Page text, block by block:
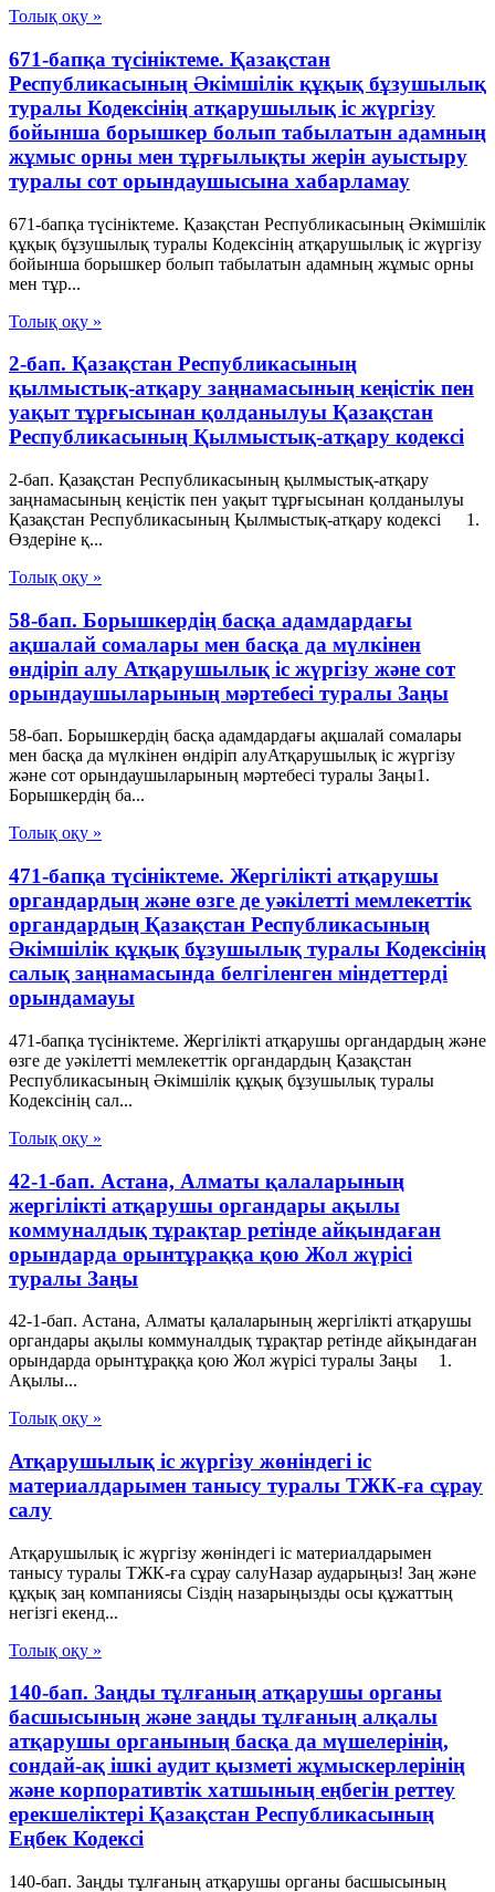
Толық оқу »
671-бапқа түсініктеме. Қазақстан
Республикасының Әкімшілік құқық бұзушылық
туралы Кодексінің атқарушылық іс жүргізу
бойынша борышкер болып табылатын адамның
жұмыс орны мен тұрғылықты жерін ауыстыру
туралы сот орындаушысына хабарламау
671-бапқа түсініктеме. Қазақстан Республикасының Әкімшілік
құқық бұзушылық туралы Кодексінің атқарушылық іс жүргізу
бойынша борышкер болып табылатын адамның жұмыс орны
мен тұр...
Толық оқу »
2-бап. Қазақстан Республикасының
қылмыстық-атқару заңнамасының кеңiстiк пен
уақыт тұрғысынан қолданылуы Қазақстан
Республикасының Қылмыстық-атқару кодексі
2-бап. Қазақстан Республикасының қылмыстық-атқару
заңнамасының кеңiстiк пен уақыт тұрғысынан қолданылуы
Қазақстан Республикасының Қылмыстық-атқару кодексі 1.
Өздеріне қ...
Толық оқу »
58-бап. Борышкердiң басқа адамдардағы
ақшалай сомалары мен басқа да мүлкiнен
өндiрiп алу Атқарушылық iс жүргiзу және сот
орындаушыларының мәртебесi туралы Заңы
58-бап. Борышкердiң басқа адамдардағы ақшалай сомалары
мен басқа да мүлкiнен өндiрiп алуАтқарушылық iс жүргiзу
және сот орындаушыларының мәртебесi туралы Заңы1.
Борышкердiң ба...
Толық оқу »
471-бапқа түсініктеме. Жергілікті атқарушы
органдардың және өзге де уәкілетті мемлекеттік
органдардың Қазақстан Республикасының
Әкімшілік құқық бұзушылық туралы Кодексінің
салық заңнамасында белгіленген міндеттерді
орындамауы
471-бапқа түсініктеме. Жергілікті атқарушы органдардың және
өзге де уәкілетті мемлекеттік органдардың Қазақстан
Республикасының Әкімшілік құқық бұзушылық туралы
Кодексінің сал...
Толық оқу »
42-1-бап. Астана, Алматы қалаларының
жергілікті атқарушы органдары ақылы
коммуналдық тұрақтар ретінде айқындаған
орындарда орынтұраққа қою Жол жүрісі
туралы Заңы
42-1-бап. Астана, Алматы қалаларының жергілікті атқарушы
органдары ақылы коммуналдық тұрақтар ретінде айқындаған
орындарда орынтұраққа қою Жол жүрісі туралы Заңы 1.
Ақылы...
Толық оқу »
Атқарушылық іс жүргізу жөніндегі іс
материалдарымен танысу туралы ТЖК-ға сұрау
салу
Атқарушылық іс жүргізу жөніндегі іс материалдарымен
танысу туралы ТЖК-ға сұрау салуНазар аударыңыз! Заң және
құқық заң компаниясы Сіздің назарыңызды осы құжаттың
негізгі екенд...
Толық оқу »
140-бап. Заңды тұлғаның атқарушы органы
басшысының және заңды тұлғаның алқалы
атқарушы органының басқа да мүшелерінің,
сондай-ақ ішкі аудит қызметі жұмыскерлерінің
және корпоративтік хатшының еңбегін реттеу
ерекшеліктері Қазақстан Республикасының
Еңбек Кодексі
140-бап. Заңды тұлғаның атқарушы органы басшысының